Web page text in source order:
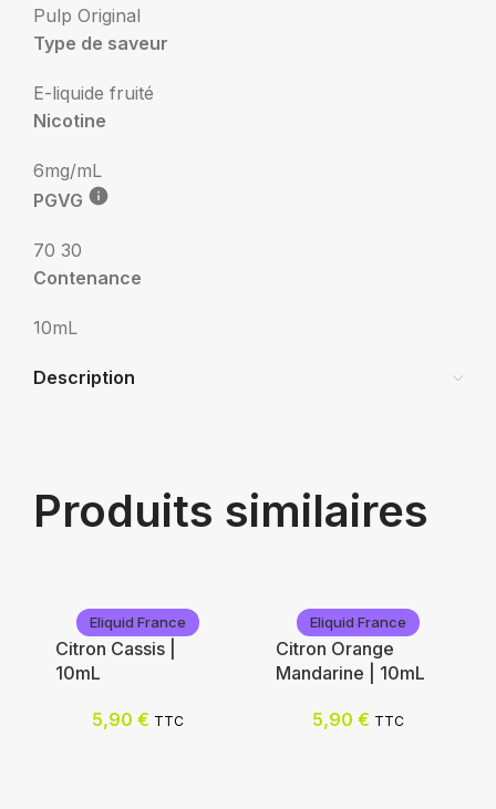
Pulp Original
Type de saveur
E-liquide fruité
Nicotine
6mg/mL
PGVG
70 30
Contenance
10mL
Description
Produits similaires
Eliquid France
Citron Cassis |
10mL
5,90 € TTC
Eliquid France
Citron Orange
Mandarine | 10mL
5,90 € TTC